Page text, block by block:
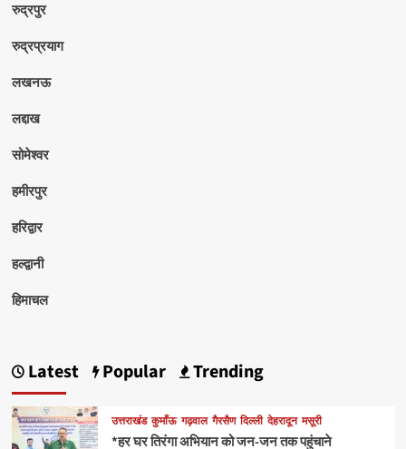
रुद्रपुर
रुद्रप्रयाग
लखनऊ
लद्दाख
सोमेश्वर
हमीरपुर
हरिद्वार
हल्द्वानी
हिमाचल
Latest Popular Trending
उत्तराखंड कुमाँऊ गढ़वाल गैरसैण दिल्ली देहरादून मसूरी
*हर घर तिरंगा अभियान को जन-जन तक पहुंचाने